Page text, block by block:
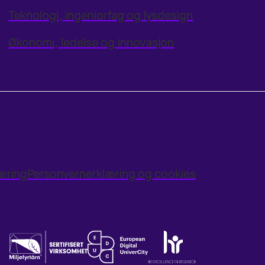
Teknologi, ingeniørfag og lysdesign
Økonomi, ledelse og innovasjon
Personvernerklæring og cookies